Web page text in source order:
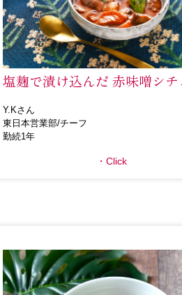
塩麹で漬け込んだ 赤味噌シチ
Y.Kさん
東日本営業部/チーフ
勤続1年
Click